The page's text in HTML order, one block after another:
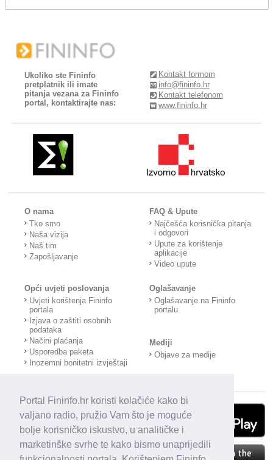
Portal Fininfo.hr koristi kolačiće kako bi
valjano radio, pružio Vam što je moguće
bolje korisničko iskustvo, u analitičke i
marketinške svrhe te kako bismo unaprijedili
Ukoliko ste Fininfo
pretplatnik ili imate
pitanja vezana za Fininfo
portal, kontaktirajte nas:
Kontakt formom
info@fininfo.hr
Kontakt telefonom
www.fininfo.hr
O nama
Tko smo
Naša vizija
Naš tim
Zapošljavanje
FAQ & Upute
Najčešća korisnička pitanja
i odgovori
Upute za korištenje
aplikacije
Video upute
Opći uvjeti poslovanja
Uvjeti korištenja Fininfo
portala
Izjava o zaštiti osobnih
podataka
Načini plaćanja
Usporedba paketa
Inozemni bonitetni izvještaji
Oglašavanje
Oglašavanje na Fininfo
portalu
Mediji
Objave za medije